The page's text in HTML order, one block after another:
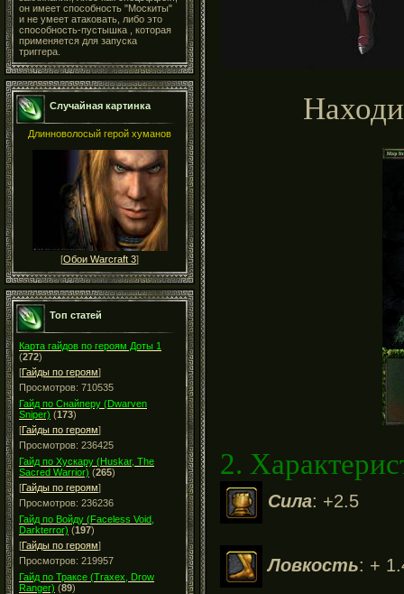
он имеет способность "Москиты"
и не умеет атаковать, либо это
способность-пустышка , которая
применяется для запуска
триггера.
Случайная картинка
Длинноволосый герой хуманов
[Обои Warcraft 3]
Топ статей
Карта гайдов по героям Доты 1
(272)
[Гайды по героям]
Просмотров: 710535
Гайд по Снайперу (Dwarven
Sniper) (173)
[Гайды по героям]
Просмотров: 236425
Гайд по Хускару (Huskar, The
Sacred Warrior) (265)
[Гайды по героям]
Просмотров: 236236
Гайд по Войду (Faceless Void,
Darkterror) (197)
[Гайды по героям]
Просмотров: 219957
Гайд по Траксе (Traxex, Drow
Ranger) (89)
2.
Сила: +2.5
Ловкость: +